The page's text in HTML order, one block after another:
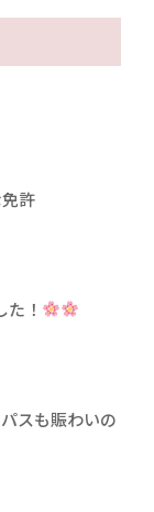
許
！
スも賑わいの